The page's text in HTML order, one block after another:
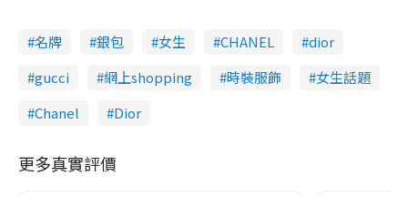
名牌 銀包 女生 CHANEL
dior
gucci
網上shopping 時裝服飾
女生話題
Chanel
Dior
更多真實評價